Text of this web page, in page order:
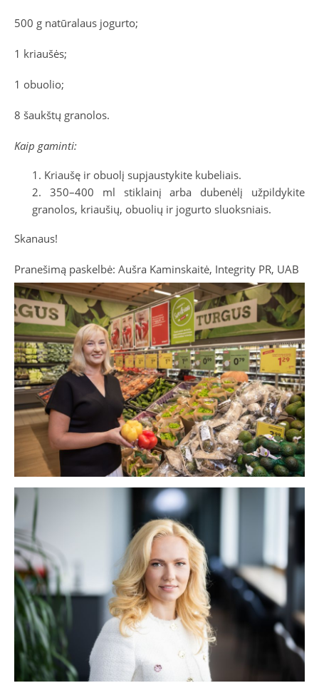
500 g natūralaus jogurto;
1 kriaušės;
1 obuolio;
8 šaukštų granolos.
Kaip gaminti:
Kriaušę ir obuolį supjaustykite kubeliais.
350–400 ml stiklainį arba dubenėlį užpildykite
granolos, kriaušių, obuolių ir jogurto sluoksniais.
Skanaus!
Pranešimą paskelbė: Aušra Kaminskaitė, Integrity PR, UAB